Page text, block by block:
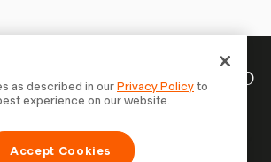
merece ser registrado
ahora
empresas que registran tiempo,
y cobran más rápido con Harvest.
as described in ourPrivacy Policyto
experience on our website.
Accept Cookies